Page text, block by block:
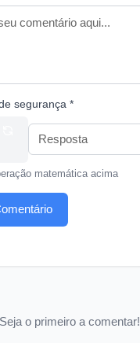
segurança *
matemática acima
Seja o primeiro a comentar!